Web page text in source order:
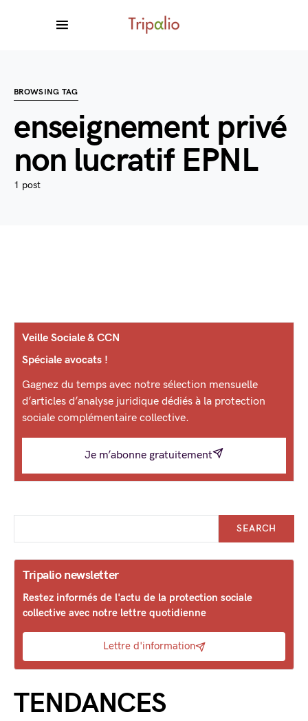
BROWSING TAG
enseignement privé
non lucratif EPNL
1 post
Veille Sociale & CCN
Spéciale avocats !
Gagnez du temps avec notre sélection mensuelle
d’articles d’analyse juridique dédiés à la protection
sociale complémentaire collective.
Je m’abonne gratuitement
SEARCH
Tripalio newsletter
Restez informés de l'actu de la protection sociale
collective avec notre lettre quotidienne
Lettre d'information
TENDANCES